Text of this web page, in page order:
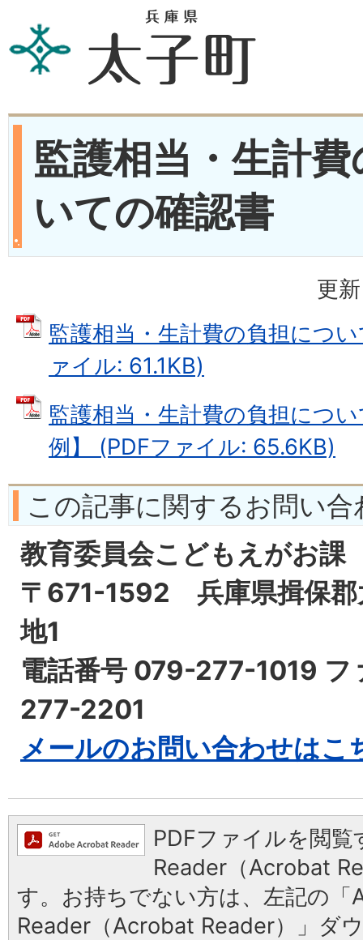
監護相当・生計
いての確認書
更
監護相当・生計費の負担につ
ァイル: 61.1KB)
監護相当・生計費の負担につ
例】 (PDFファイル: 65.6KB)
この記事に関するお問い合
教育委員会こどもえがお課
〒671-1592 兵庫県揖保郡
地1
電話番号 079-277-1019
277-2201
メールのお問い合わせはこ
PDFファイルを閲
Reader（Acrobat
す。お持ちでない方は、左記の「
Reader（Acrobat Reader）」ダ